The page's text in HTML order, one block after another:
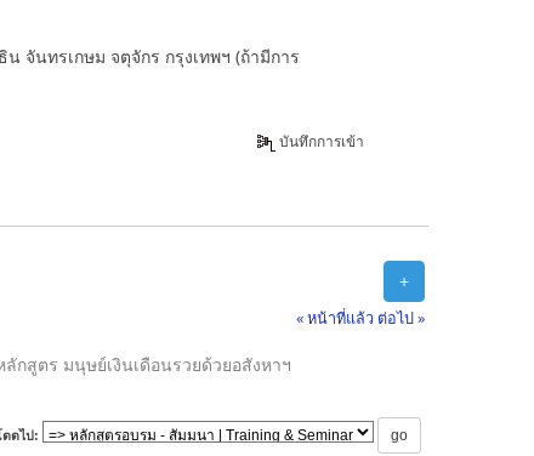
จันทรเกษม จตุจักร กรุงเทพฯ (ถ้ามีการ
บันทึกการเข้า
+
« หน้าที่แล้ว ต่อไป »
ลักสูตร มนุษย์เงินเดือนรวยด้วยอสังหาฯ
ดดไป: